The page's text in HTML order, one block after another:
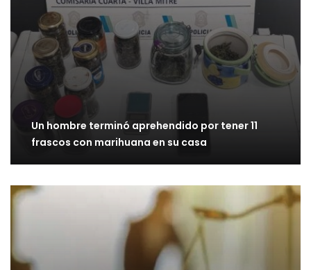
Un hombre terminó aprehendido por tener 11
frascos con marihuana en su casa